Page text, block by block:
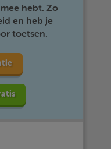
hebt. Zo
en heb je
toetsen.